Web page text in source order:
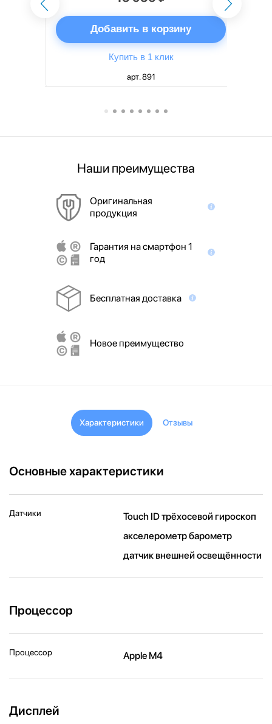
Добавить в корзину
Купить в 1 клик
арт. 891
Наши преимущества
Оригинальная
продукция
Гарантия на смартфон 1
год
Бесплатная доставка
Новое преимущество
Характеристики Отзывы
Основные характеристики
Датчики
Touch ID трёхосевой гироскоп
акселерометр барометр
датчик внешней освещённости
Процессор
Процессор Apple M4
Дисплей